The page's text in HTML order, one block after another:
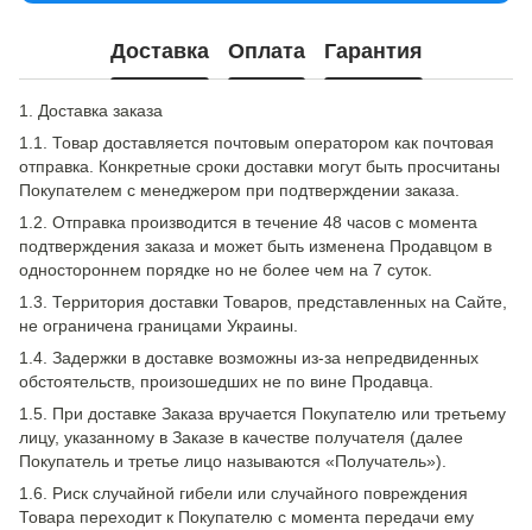
Доставка Оплата Гарантия
1. Доставка заказа
1.1. Товар доставляется почтовым оператором как почтовая
отправка. Конкретные сроки доставки могут быть просчитаны
Покупателем с менеджером при подтверждении заказа.
1.2. Отправка производится в течение 48 часов с момента
подтверждения заказа и может быть изменена Продавцом в
одностороннем порядке но не более чем на 7 суток.
1.3. Территория доставки Товаров, представленных на Сайте,
не ограничена границами Украины.
1.4. Задержки в доставке возможны из-за непредвиденных
обстоятельств, произошедших не по вине Продавца.
1.5. При доставке Заказа вручается Покупателю или третьему
лицу, указанному в Заказе в качестве получателя (далее
Покупатель и третье лицо называются «Получатель»).
1.6. Риск случайной гибели или случайного повреждения
Товара переходит к Покупателю с момента передачи ему